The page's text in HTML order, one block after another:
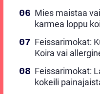
Mies maistaa
karmea loppu
Feissarimokat:
Koira vai
Feissarimokat:
kokeili